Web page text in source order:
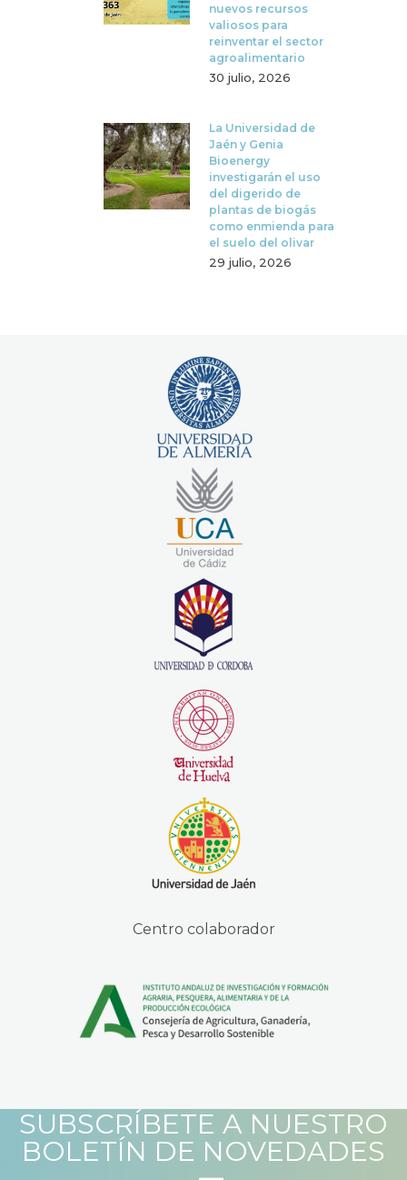
nuevos recursos
valiosos para
reinventar el sector
agroalimentario
30 julio, 2026
La Universidad de
Jaén y Genia
Bioenergy
investigarán el uso
del digerido de
plantas de biogás
como enmienda para
el suelo del olivar
29 julio, 2026
Centro colaborador
SUBSCRÍBETE A NUESTRO
BOLETÍN DE NOVEDADES